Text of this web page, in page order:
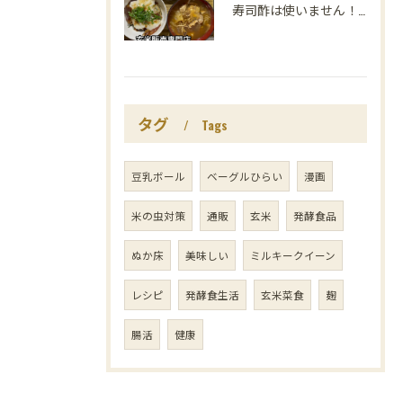
タグ Tags
豆乳ボール ベーグルひらい 漫画
米の虫対策 通販 玄米 発酵食品
ぬか床 美味しい ミルキークイーン
レシピ 発酵食生活 玄米菜食 麹
腸活 健康